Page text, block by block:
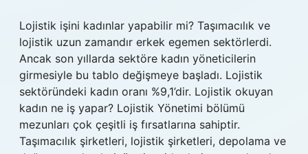
Lojistik işini kadınlar yapabilir mi? Taşımacılık ve
lojistik uzun zamandır erkek egemen sektörlerdi.
Ancak son yıllarda sektöre kadın yöneticilerin
girmesiyle bu tablo değişmeye başladı. Lojistik
sektöründeki kadın oranı %9,1’dir. Lojistik okuyan
kadın ne iş yapar? Lojistik Yönetimi bölümü
mezunları çok çeşitli iş fırsatlarına sahiptir.
Taşımacılık şirketleri, lojistik şirketleri, depolama ve